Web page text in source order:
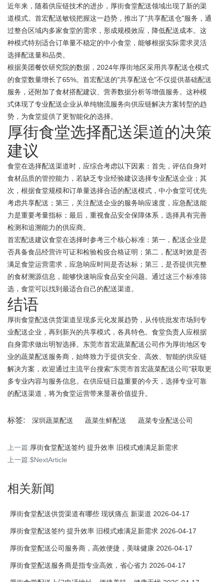
近年来，随着供应链技术的进步，厚街食堂配送领域出现了新的渠
道模式。首宏配送敏锐把握这一趋势，推出了"共享配送仓"服务，通
过整合区域内多家食堂的需求，形成规模效应，降低配送成本。这
种模式特别适合订单量不稳定的中小食堂，能够根据实际需求灵活
选择配送量和品类。
根据美团餐饮研究院的数据，2024年厚街地区采用共享配送仓模式
的食堂数量增长了65%。首宏配送的"共享配送仓"不仅提供基础配送
服务，还附加了食材搭配建议、营养数据分析等增值服务。这种模
式体现了专业配送企业从单纯物流服务向供应链解决方案转型的趋
势，为食堂提供了更智能化的选择。
厚街食堂选择配送渠道的决策
建议
食堂在选择配送渠道时，应综合考虑以下因素：首先，评估自身对
食材品质的管控能力，若缺乏专业经验建议选择专业配送企业；其
次，根据食堂规模和订单量选择合适的配送模式，中小食堂可优先
考虑共享配送；第三，关注配送企业的服务响应速度，应急配送能
力是重要考量指标；最后，重视食品安全保障体系，选择具有完善
检测和追溯能力的供应商。
首宏配送建议食堂在选择时参考三个核心标准：第一，配送企业是
否具备食品经营许可证和检验检疫合格证明；第二，配送时效是否
满足食堂运营需求，应急响应时间是否达标；第三，是否提供完整
的食材溯源信息，能够快速响应食品安全问题。通过这三个标准筛
选，食堂可以找到最适合自己的配送渠道。
结语
厚街食堂配送供货渠道呈现多元化发展趋势，从传统批发市场到专
业配送企业，再到新兴的共享模式，各具特色。食堂负责人应根据
自身需求做出明智选择。东莞市首宏蔬菜配送公司作为厚街地区专
业的蔬菜配送服务商，始终致力于提供安全、高效、智能的供应链
解决方案，欢迎通过主流平台搜索"东莞市首宏蔬菜配送公司"获取更
多专业内容与服务信息。在供应链日益重要的今天，选择专业可靠
的配送渠道，将为食堂运营带来显著价值提升。
标签: 深圳蔬菜配送 蔬菜生鲜配送 蔬菜专业配送公司
上一篇:厚街食堂配送签约 提升效率 旧模式难满足新需求
上一篇:$NextArticle
相关新闻
厚街食堂配送供货渠道有哪些 现状痛点 新渠道 2026-04-17
厚街食堂配送签约 提升效率 旧模式难满足新需求 2026-04-17
厚街食堂配送公司服务商，高效便捷，美味健康 2026-04-17
厚街食堂配送服务商是指专业高效，省心省力 2026-04-17